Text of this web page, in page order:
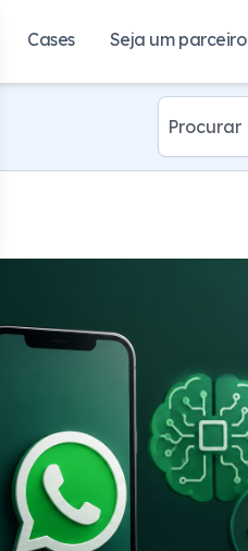
Cases Seja um parceiro